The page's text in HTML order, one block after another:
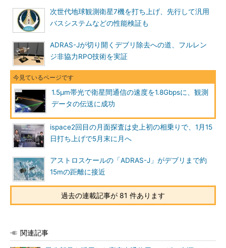
次世代地球観測衛星7機を打ち上げ、先行して汎用
バスシステムなどの性能検証も
ADRAS-Jが切り開くデブリ除去への道、フルレン
ジ非協力RPO技術を実証
1.5μm帯光で衛星間通信の速度を1.8Gbpsに、観測
データの伝送に成功
ispace2回目の月面探査は史上初の相乗りで、1月15
日打ち上げで5月末に月へ
アストロスケールの「ADRAS-J」がデブリまで約
15mの距離に接近
過去の連載記事が 81 件あります
関連記事